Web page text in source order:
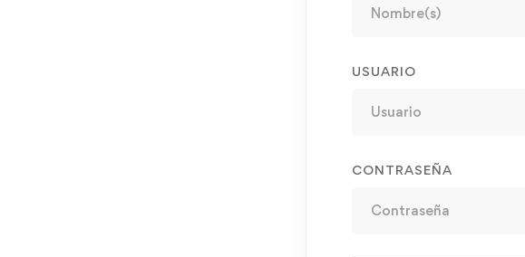
USUARIO
CONTRASEÑA